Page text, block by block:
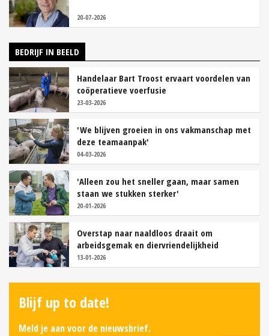
20-07-2026
BEDRIJF IN BEELD
Handelaar Bart Troost ervaart voordelen van
coöperatieve voerfusie
23-03-2026
'We blijven groeien in ons vakmanschap met
deze teamaanpak'
04-03-2026
'Alleen zou het sneller gaan, maar samen
staan we stukken sterker'
20-01-2026
Overstap naar naaldloos draait om
arbeidsgemak en diervriendelijkheid
13-01-2026
Blijf up to date!
Meld je aan voor de nieuwsbrief.